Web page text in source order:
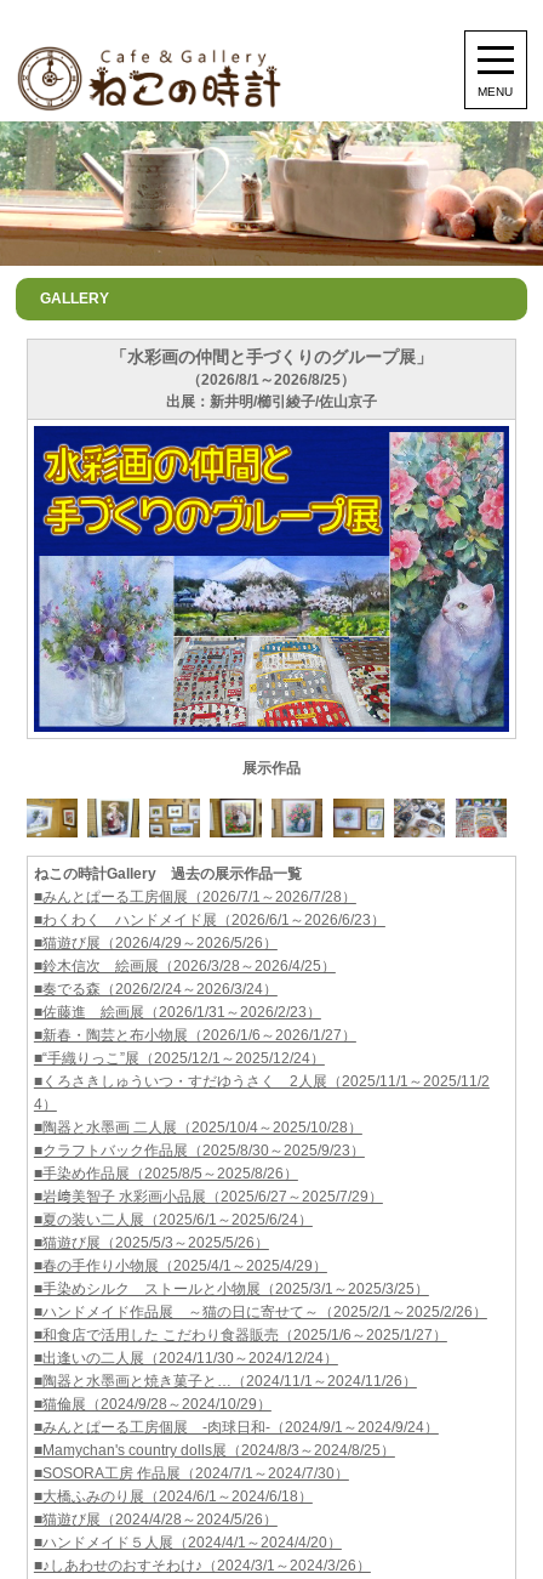
GALLERY
「水彩画の仲間と手づくりのグループ展」
（2026/8/1～2026/8/25）
出展：新井明/櫛引綾子/佐山京子
展示作品
ねこの時計Gallery 過去の展示作品一覧
■みんとぱーる工房個展（2026/7/1～2026/7/28）
■わくわく ハンドメイド展（2026/6/1～2026/6/23）
■猫遊び展（2026/4/29～2026/5/26）
■鈴木信次 絵画展（2026/3/28～2026/4/25）
■奏でる森（2026/2/24～2026/3/24）
■佐藤進 絵画展（2026/1/31～2026/2/23）
■新春・陶芸と布小物展（2026/1/6～2026/1/27）
■“手織りっこ”展（2025/12/1～2025/12/24）
■くろさきしゅういつ・すだゆうさく 2人展（2025/11/1～2025/11/2
4）
■陶器と水墨画 二人展（2025/10/4～2025/10/28）
■クラフトバック作品展（2025/8/30～2025/9/23）
■手染め作品展（2025/8/5～2025/8/26）
■岩﨑美智子 水彩画小品展（2025/6/27～2025/7/29）
■夏の装い二人展（2025/6/1～2025/6/24）
■猫遊び展（2025/5/3～2025/5/26）
■春の手作り小物展（2025/4/1～2025/4/29）
■手染めシルク ストールと小物展（2025/3/1～2025/3/25）
■ハンドメイド作品展 ～猫の日に寄せて～（2025/2/1～2025/2/26）
■和食店で活用した こだわり食器販売（2025/1/6～2025/1/27）
■出逢いの二人展（2024/11/30～2024/12/24）
■陶器と水墨画と焼き菓子と…（2024/11/1～2024/11/26）
■猫倫展（2024/9/28～2024/10/29）
■みんとぱーる工房個展 -肉球日和-（2024/9/1～2024/9/24）
■Mamychan's country dolls展（2024/8/3～2024/8/25）
■SOSORA工房 作品展（2024/7/1～2024/7/30）
■大橋ふみのり展（2024/6/1～2024/6/18）
■猫遊び展（2024/4/28～2024/5/26）
■ハンドメイド５人展（2024/4/1～2024/4/20）
■♪しあわせのおすそわけ♪（2024/3/1～2024/3/26）
MENU